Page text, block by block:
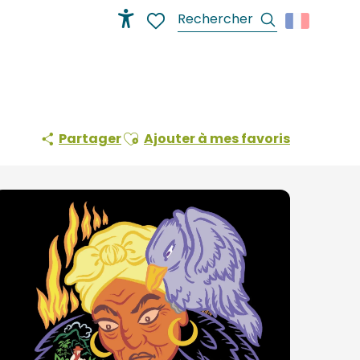
Recherche
PartagerAjouter aux favoris
Ajouter à mes favoris